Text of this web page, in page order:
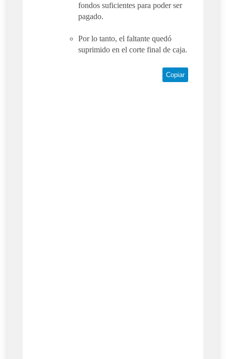
fondos suficientes para poder ser
pagado.
Por lo tanto, el faltante quedó
suprimido en el corte final de caja.
Copiar